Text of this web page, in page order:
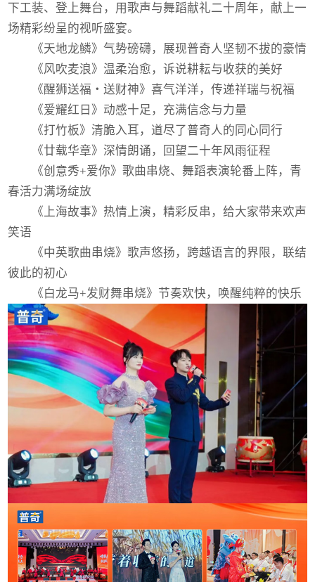
下工装、登上舞台，用歌声与舞蹈献礼二十周年，献上一
场精彩纷呈的视听盛宴。
《天地龙鳞》气势磅礴，展现普奇人坚韧不拔的豪情
《风吹麦浪》温柔治愈，诉说耕耘与收获的美好
《醒狮送福・送财神》喜气洋洋，传递祥瑞与祝福
《爱耀红日》动感十足，充满信念与力量
《打竹板》清脆入耳，道尽了普奇人的同心同行
《廿载华章》深情朗诵，回望二十年风雨征程
《创意秀+爱你》歌曲串烧、舞蹈表演轮番上阵，青
春活力满场绽放
《上海故事》热情上演，精彩反串，给大家带来欢声
笑语
《中英歌曲串烧》歌声悠扬，跨越语言的界限，联结
彼此的初心
《白龙马+发财舞串烧》节奏欢快，唤醒纯粹的快乐